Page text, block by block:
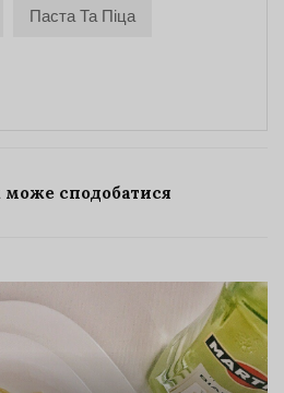
Паста Та Піца
сподобатися